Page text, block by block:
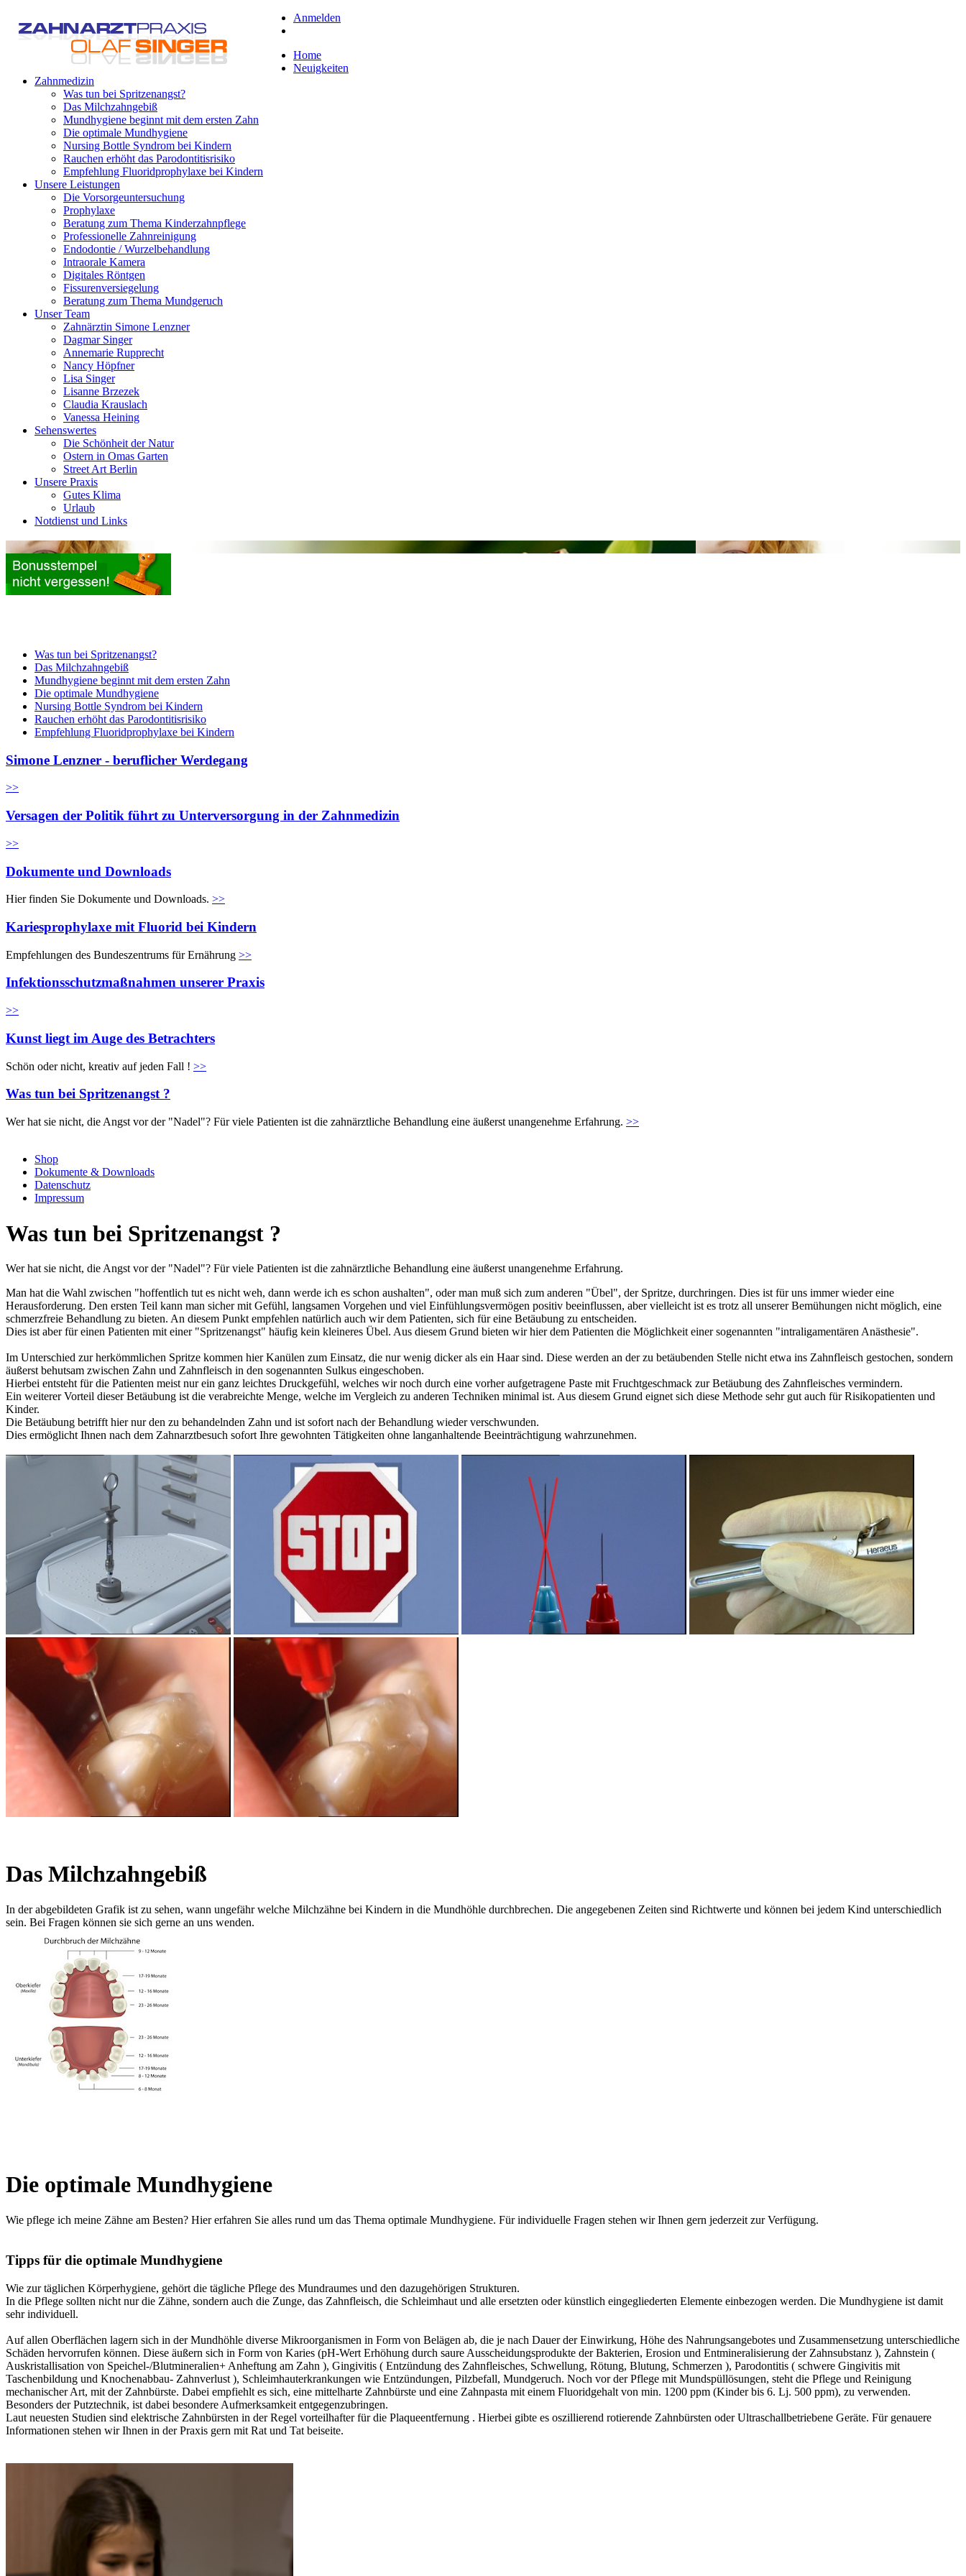
Anmelden
Home
Neuigkeiten
Zahnmedizin
Was tun bei Spritzenangst?
Das Milchzahngebiß
Mundhygiene beginnt mit dem ersten Zahn
Die optimale Mundhygiene
Nursing Bottle Syndrom bei Kindern
Rauchen erhöht das Parodontitisrisiko
Empfehlung Fluoridprophylaxe bei Kindern
Unsere Leistungen
Die Vorsorgeuntersuchung
Prophylaxe
Beratung zum Thema Kinderzahnpflege
Professionelle Zahnreinigung
Endodontie / Wurzelbehandlung
Intraorale Kamera
Digitales Röntgen
Fissurenversiegelung
Beratung zum Thema Mundgeruch
Unser Team
Zahnärztin Simone Lenzner
Dagmar Singer
Annemarie Rupprecht
Nancy Höpfner
Lisa Singer
Lisanne Brzezek
Claudia Krauslach
Vanessa Heining
Sehenswertes
Die Schönheit der Natur
Ostern in Omas Garten
Street Art Berlin
Unsere Praxis
Gutes Klima
Urlaub
Notdienst und Links
Was tun bei Spritzenangst?
Das Milchzahngebiß
Mundhygiene beginnt mit dem ersten Zahn
Die optimale Mundhygiene
Nursing Bottle Syndrom bei Kindern
Rauchen erhöht das Parodontitisrisiko
Empfehlung Fluoridprophylaxe bei Kindern
Simone Lenzner - beruflicher Werdegang
>>
Versagen der Politik führt zu Unterversorgung in der Zahnmedizin
>>
Dokumente und Downloads
Hier finden Sie Dokumente und Downloads. >>
Kariesprophylaxe mit Fluorid bei Kindern
Empfehlungen des Bundeszentrums für Ernährung >>
Infektionsschutzmaßnahmen unserer Praxis
>>
Kunst liegt im Auge des Betrachters
Schön oder nicht, kreativ auf jeden Fall ! >>
Was tun bei Spritzenangst ?
Wer hat sie nicht, die Angst vor der "Nadel"? Für viele Patienten ist die zahnärztliche Behandlung eine äußerst unangenehme Erfahrung. >>
Shop
Dokumente & Downloads
Datenschutz
Impressum
Was tun bei Spritzenangst ?
Wer hat sie nicht, die Angst vor der "Nadel"? Für viele Patienten ist die zahnärztliche Behandlung eine äußerst unangenehme Erfahrung.
Man hat die Wahl zwischen "hoffentlich tut es nicht weh, dann werde ich es schon aushalten", oder man muß sich zum anderen "Übel", der Spritze, durchringen. Dies ist für uns immer wieder eine
Herausforderung. Den ersten Teil kann man sicher mit Gefühl, langsamen Vorgehen und viel Einfühlungsvermögen positiv beeinflussen, aber vielleicht ist es trotz all unserer Bemühungen nicht möglich, eine
schmerzfreie Behandlung zu bieten. An diesem Punkt empfehlen natürlich auch wir dem Patienten, sich für eine Betäubung zu entscheiden.
Dies ist aber für einen Patienten mit einer "Spritzenangst" häufig kein kleineres Übel. Aus diesem Grund bieten wir hier dem Patienten die Möglichkeit einer sogenannten "intraligamentären Anästhesie".
Im Unterschied zur herkömmlichen Spritze kommen hier Kanülen zum Einsatz, die nur wenig dicker als ein Haar sind. Diese werden an der zu betäubenden Stelle nicht etwa ins Zahnfleisch gestochen, sondern
äußerst behutsam zwischen Zahn und Zahnfleisch in den sogenannten Sulkus eingeschoben.
Hierbei entsteht für die Patienten meist nur ein ganz leichtes Druckgefühl, welches wir noch durch eine vorher aufgetragene Paste mit Fruchtgeschmack zur Betäubung des Zahnfleisches vermindern.
Ein weiterer Vorteil dieser Betäubung ist die verabreichte Menge, welche im Vergleich zu anderen Techniken minimal ist. Aus diesem Grund eignet sich diese Methode sehr gut auch für Risikopatienten und
Kinder.
Die Betäubung betrifft hier nur den zu behandelnden Zahn und ist sofort nach der Behandlung wieder verschwunden.
Dies ermöglicht Ihnen nach dem Zahnarztbesuch sofort Ihre gewohnten Tätigkeiten ohne langanhaltende Beeinträchtigung wahrzunehmen.
Das Milchzahngebiß
In der abgebildeten Grafik ist zu sehen, wann ungefähr welche Milchzähne bei Kindern in die Mundhöhle durchbrechen. Die angegebenen Zeiten sind Richtwerte und können bei jedem Kind unterschiedlich
sein. Bei Fragen können sie sich gerne an uns wenden.
Die optimale Mundhygiene
Wie pflege ich meine Zähne am Besten? Hier erfahren Sie alles rund um das Thema optimale Mundhygiene. Für individuelle Fragen stehen wir Ihnen gern jederzeit zur Verfügung.
Tipps für die optimale Mundhygiene
Wie zur täglichen Körperhygiene, gehört die tägliche Pflege des Mundraumes und den dazugehörigen Strukturen.
In die Pflege sollten nicht nur die Zähne, sondern auch die Zunge, das Zahnfleisch, die Schleimhaut und alle ersetzten oder künstlich eingegliederten Elemente einbezogen werden. Die Mundhygiene ist damit
sehr individuell.
Auf allen Oberflächen lagern sich in der Mundhöhle diverse Mikroorganismen in Form von Belägen ab, die je nach Dauer der Einwirkung, Höhe des Nahrungsangebotes und Zusammensetzung unterschiedliche
Schäden hervorrufen können. Diese äußern sich in Form von Karies (pH-Wert Erhöhung durch saure Ausscheidungsprodukte der Bakterien, Erosion und Entmineralisierung der Zahnsubstanz ), Zahnstein (
Auskristallisation von Speichel-/Blutmineralien+ Anheftung am Zahn ), Gingivitis ( Entzündung des Zahnfleisches, Schwellung, Rötung, Blutung, Schmerzen ), Parodontitis ( schwere Gingivitis mit
Taschenbildung und Knochenabbau- Zahnverlust ), Schleimhauterkrankungen wie Entzündungen, Pilzbefall, Mundgeruch. Noch vor der Pflege mit Mundspüllösungen, steht die Pflege und Reinigung
mechanischer Art, mit der Zahnbürste. Dabei empfiehlt es sich, eine mittelharte Zahnbürste und eine Zahnpasta mit einem Fluoridgehalt von min. 1200 ppm (Kinder bis 6. Lj. 500 ppm), zu verwenden.
Besonders der Putztechnik, ist dabei besondere Aufmerksamkeit entgegenzubringen.
Laut neuesten Studien sind elektrische Zahnbürsten in der Regel vorteilhafter für die Plaqueentfernung . Hierbei gibte es oszillierend rotierende Zahnbürsten oder Ultraschallbetriebene Geräte. Für genauere
Informationen stehen wir Ihnen in der Praxis gern mit Rat und Tat beiseite.